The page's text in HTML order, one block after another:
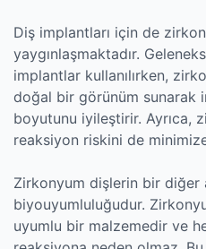
Diş implantları için de
yaygınlaşmaktadır.
implantlar kullanılırken,
doğal bir görünüm sunarak
boyutunu iyileştirir. Ayrıca,
reaksiyon riskini de
Zirkonyum dişlerin bir diğer
biyouyumluluğudur.
uyumlu bir malzemedir ve